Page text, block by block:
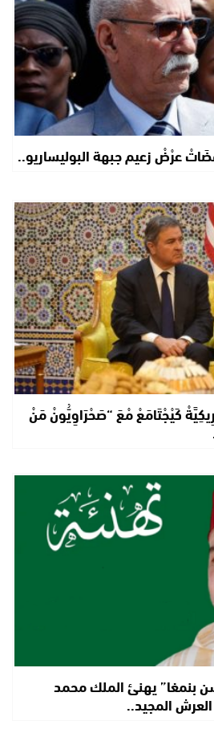
عرْضْ زعيم جبهة البوليساريو..
كَيْجْتَامَعْ مْعَ “صَحْرَاوِيُّونْ مَنْ
بنمغا” يهنئ الملك محمد
المجيد..